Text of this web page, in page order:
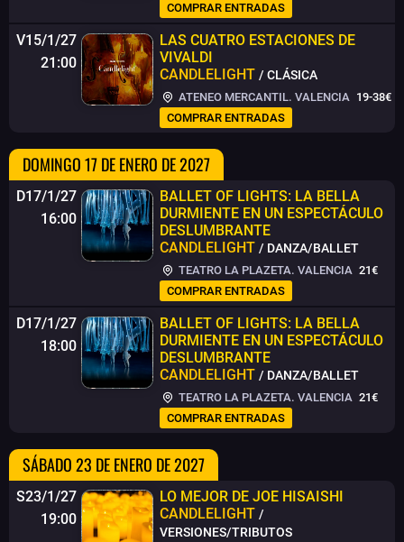
COMPRAR ENTRADAS
V15/1/27
21:00
LAS CUATRO ESTACIONES DE
VIVALDI
CANDLELIGHT / CLÁSICA
ATENEO MERCANTIL. VALENCIA 19-38€
COMPRAR ENTRADAS
DOMINGO 17 DE ENERO DE 2027
D17/1/27
16:00
BALLET OF LIGHTS: LA BELLA
DURMIENTE EN UN ESPECTÁCULO
DESLUMBRANTE
CANDLELIGHT / DANZA/BALLET
TEATRO LA PLAZETA. VALENCIA 21€
COMPRAR ENTRADAS
D17/1/27
18:00
BALLET OF LIGHTS: LA BELLA
DURMIENTE EN UN ESPECTÁCULO
DESLUMBRANTE
CANDLELIGHT / DANZA/BALLET
TEATRO LA PLAZETA. VALENCIA 21€
COMPRAR ENTRADAS
SÁBADO 23 DE ENERO DE 2027
S23/1/27
19:00
LO MEJOR DE JOE HISAISHI
CANDLELIGHT /
VERSIONES/TRIBUTOS